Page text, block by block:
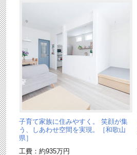
子育て家族に住みやすく。 笑顔が集
う、しあわせ空間を実現。［和歌山
県］
工費：約935万円